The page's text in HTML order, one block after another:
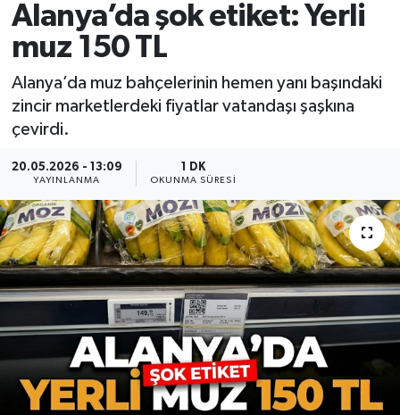
Alanya’da şok etiket: Yerli
muz 150 TL
Alanya’da muz bahçelerinin hemen yanı başındaki
zincir marketlerdeki fiyatlar vatandaşı şaşkına
çevirdi.
20.05.2026 - 13:09
YAYINLANMA
1 DK
OKUNMA SÜRESI
Spor
Ekonomi
Tüm Manşetler
Haber Arşivi